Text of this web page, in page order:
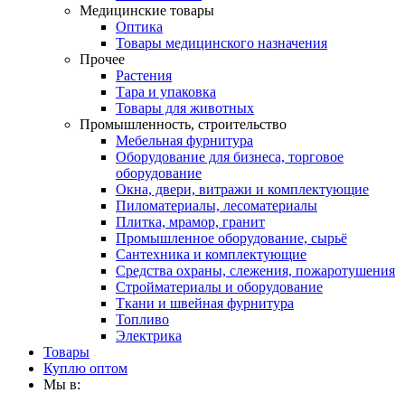
Медицинские товары
Оптика
Товары медицинского назначения
Прочее
Растения
Тара и упаковка
Товары для животных
Промышленность, строительство
Мебельная фурнитура
Оборудование для бизнеса, торговое
оборудование
Окна, двери, витражи и комплектующие
Пиломатериалы, лесоматериалы
Плитка, мрамор, гранит
Промышленное оборудование, сырьё
Сантехника и комплектующие
Средства охраны, слежения, пожаротушения
Стройматериалы и оборудование
Ткани и швейная фурнитура
Топливо
Электрика
Товары
Куплю оптом
Мы в: